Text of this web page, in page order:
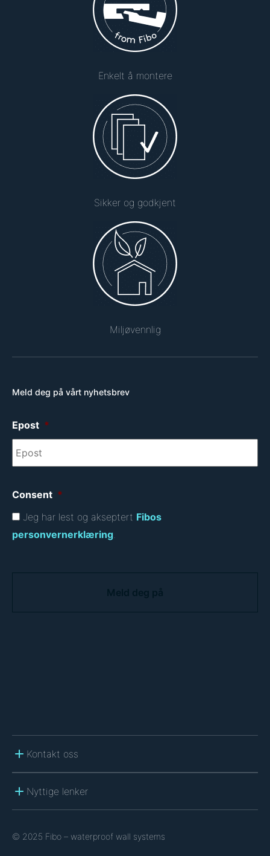
Enkelt å montere
Sikker og godkjent
Miljøvennlig
Meld deg på vårt nyhetsbrev
Epost *
Consent *
Jeg har lest og akseptert Fibos
personvernerklæring.
Kontakt oss
Nyttige lenker
© 2025 Fibo – waterproof wall systems